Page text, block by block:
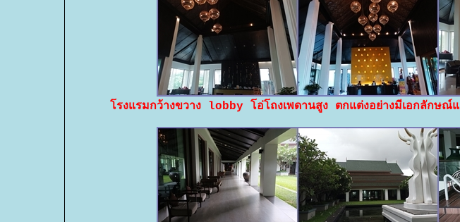
รงแรมกว้างขวาง lobby โอ่โถงเพดานสูง ตกแต่งอย่างมีเอกลักษณ์